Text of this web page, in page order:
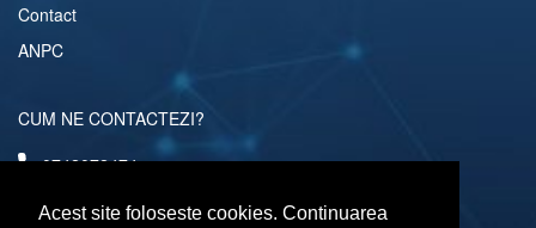
Acest site foloseste cookies. Continuarea
Contact
ANPC
CUM NE CONTACTEZI?
0742072474
comenzi@computerescu.ro